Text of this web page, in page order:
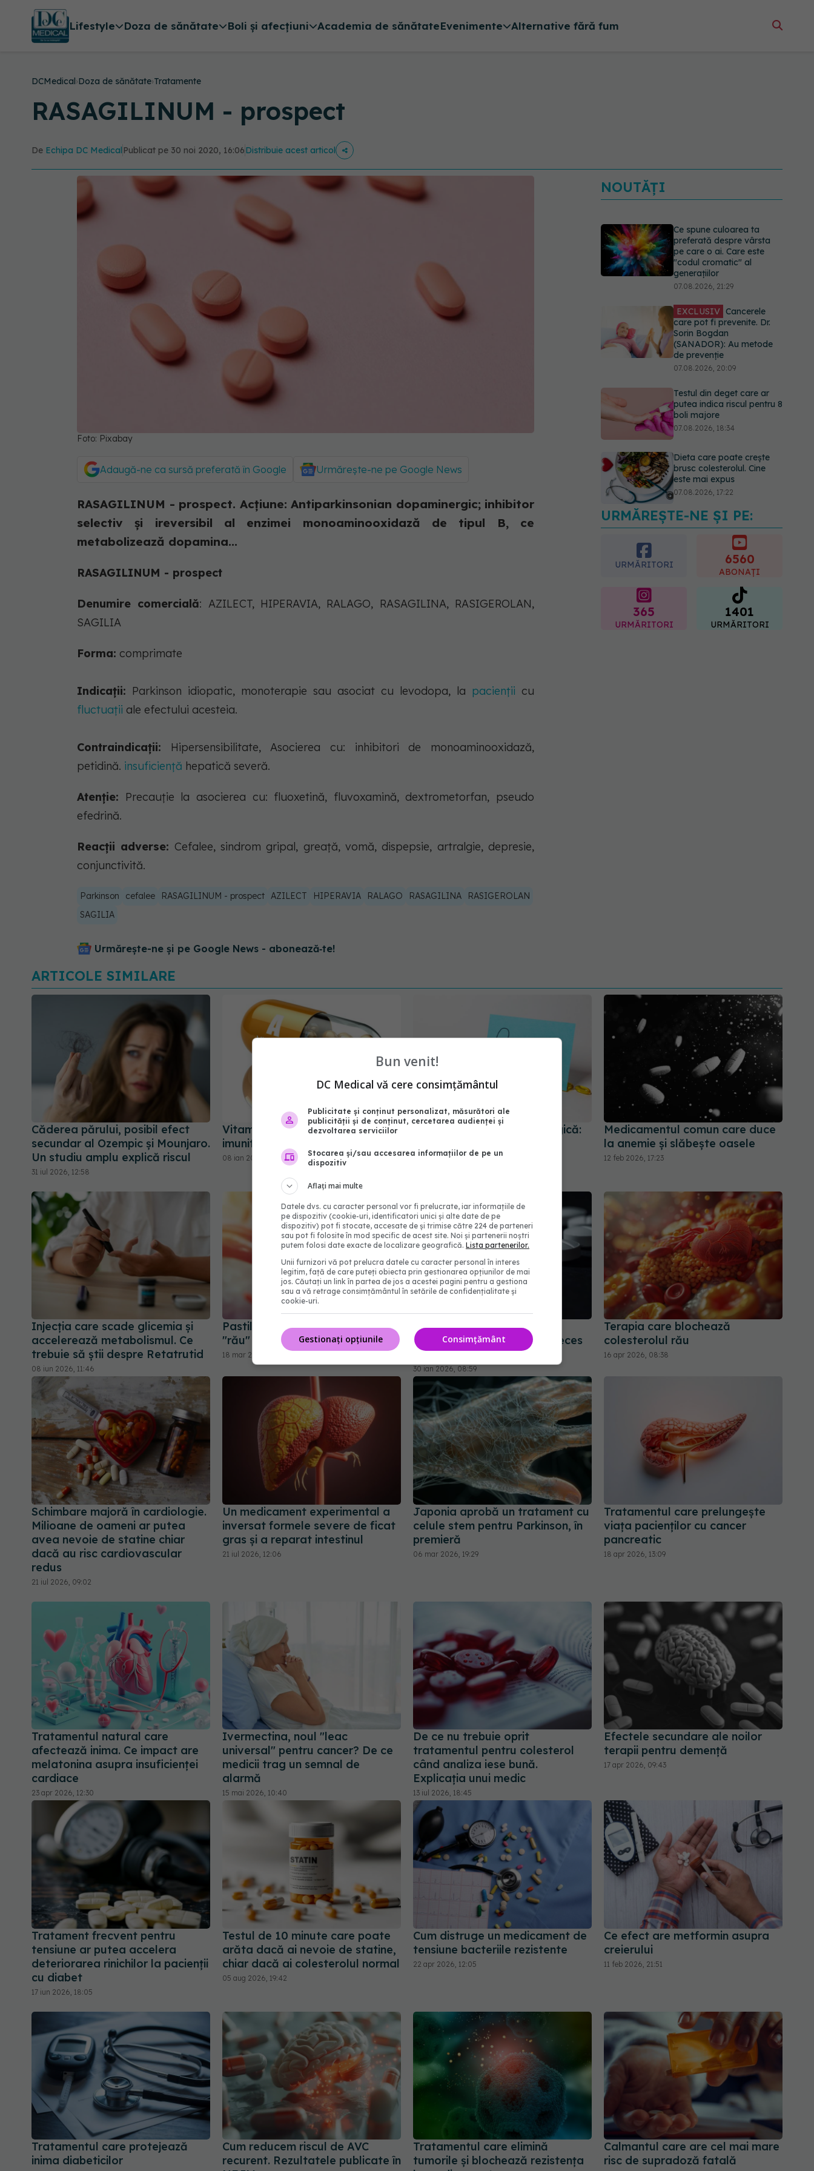
Lifestyle Doza de sănătate Boli și afecțiuni Academia de sănătateEvenimente Alternative fără fum
DCMedical›Doza de sănătate›Tratamente
RASAGILINUM - prospect
De Echipa DC Medical Publicat pe 30 noi 2020, 16:06Distribuie acest articol
Foto: Pixabay
Adaugă-ne ca sursă preferată în Google Urmărește-ne pe Google News
RASAGILINUM - prospect. Acțiune: Antiparkinsonian dopaminergic; inhibitor
selectiv şi ireversibil al enzimei monoaminooxidază de tipul B, ce
metabolizează dopamina...
RASAGILINUM - prospect
Denumire comercială: AZILECT, HIPERAVIA, RALAGO, RASAGILINA, RASIGEROLAN,
SAGILIA
Forma: comprimate
Indicații: Parkinson idiopatic, monoterapie sau asociat cu levodopa, la pacienţii cu
fluctuaţii ale efectului acesteia.
Contraindicații: Hipersensibilitate, Asocierea cu: inhibitori de monoaminooxidază,
petidină. insuficiență hepatică severă.
Atenție: Precauţie la asocierea cu: fluoxetină, fluvoxamină, dextrometorfan, pseudo
efedrină.
Reacții adverse: Cefalee, sindrom gripal, greaţă, vomă, dispepsie, artralgie, depresie,
conjunctivită.
Parkinson cefalee RASAGILINUM - prospect AZILECT HIPERAVIA RALAGO RASAGILINA
RASIGEROLAN
SAGILIA
Urmărește-ne și pe Google News - abonează‑te!
NOUTĂȚI
Ce spune culoarea ta
preferată despre vârsta
pe care o ai. Care este
"codul cromatic" al
generațiilor
07.08.2026, 21:29
EXCLUSIV Cancerele
care pot fi prevenite. Dr.
Sorin Bogdan
(SANADOR): Au metode
de prevenție
07.08.2026, 20:09
Testul din deget care ar
putea indica riscul pentru 8
boli majore
07.08.2026, 18:34
Dieta care poate crește
brusc colesterolul. Cine
este mai expus
07.08.2026, 17:22
Ceaiul care ajută
organismul să lupte cu
inflamația. Poate regla
glicemia și colesterolul
08.08.2026, 09:00
URMĂREȘTE-NE ȘI PE:
URMĂRITORI 6560
ABONAȚI
365
URMĂRITORI
1401
URMĂRITORI
ARTICOLE SIMILARE
Căderea părului, posibil efect
secundar al Ozempic și Mounjaro.
Un studiu amplu explică riscul
31 iul 2026, 12:58
Vitamina A poate slăbi
imunitatea împotriva cancerului
08 ian 2026, 14:18
Omega-3 în nutriția oncologică:
tratamentului
Medicamentul comun care duce
la anemie și slăbește oasele
12 feb 2026, 17:23
Injecția care scade glicemia și
accelerează metabolismul. Ce
trebuie să știi despre Retatrutid
08 iun 2026, 11:46
Pastila care reduce colesterolul
"rău" cu 60%
18 mar 2026, 13:58
Aspirina zilnică, sub semnul
întrebării. Risc crescut de deces
prin cancer
30 ian 2026, 08:59
Terapia care blochează
colesterolul rău
16 apr 2026, 08:38
Schimbare majoră în cardiologie.
Milioane de oameni ar putea
avea nevoie de statine chiar
dacă au risc cardiovascular
redus
21 iul 2026, 09:02
Un medicament experimental a
inversat formele severe de ficat
gras și a reparat intestinul
21 iul 2026, 12:06
Japonia aprobă un tratament cu
celule stem pentru Parkinson, în
premieră
06 mar 2026, 19:29
Tratamentul care prelungește
viața pacienților cu cancer
pancreatic
18 apr 2026, 13:09
Tratamentul natural care
afectează inima. Ce impact are
melatonina asupra insuficienței
cardiace
23 apr 2026, 12:30
Ivermectina, noul "leac
universal" pentru cancer? De ce
medicii trag un semnal de
alarmă
15 mai 2026, 10:40
De ce nu trebuie oprit
tratamentul pentru colesterol
când analiza iese bună.
Explicația unui medic
13 iul 2026, 18:45
Efectele secundare ale noilor
terapii pentru demență
17 apr 2026, 09:43
Tratament frecvent pentru
tensiune ar putea accelera
deteriorarea rinichilor la pacienții
cu diabet
17 iun 2026, 18:05
Testul de 10 minute care poate
arăta dacă ai nevoie de statine,
chiar dacă ai colesterolul normal
05 aug 2026, 19:42
Cum distruge un medicament de
tensiune bacteriile rezistente
22 apr 2026, 12:05
Ce efect are metformin asupra
creierului
11 feb 2026, 21:51
Tratamentul care protejează
inima diabeticilor
Cum reducem riscul de AVC
recurent. Rezultatele publicate în
Tratamentul care elimină
tumorile și blochează rezistența
Calmantul care are cel mai mare
risc de supradoză fatală
Bun venit!
DC Medical vă cere consimțământul
Publicitate și conținut personalizat, măsurători ale
publicității și de conținut, cercetarea audienței și
dezvoltarea serviciilor
Stocarea și/sau accesarea informațiilor de pe un
dispozitiv
Aflați mai multe
Datele dvs. cu caracter personal vor fi prelucrate, iar informațiile de
pe dispozitiv (cookie-uri, identificatori unici și alte date de pe
dispozitiv) pot fi stocate, accesate de și trimise către 224 de parteneri
sau pot fi folosite în mod specific de acest site. Noi și partenerii noștri
putem folosi date exacte de localizare geografică. Lista partenerilor.
Unii furnizori vă pot prelucra datele cu caracter personal în interes
legitim, față de care puteți obiecta prin gestionarea opțiunilor de mai
jos. Căutați un link în partea de jos a acestei pagini pentru a gestiona
sau a vă retrage consimțământul în setările de confidențialitate și
cookie-uri.
Consimțământ
Gestionați opțiunile